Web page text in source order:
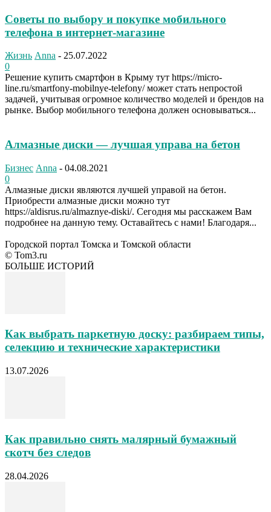
Советы по выбору и покупке мобильного
телефона в интернет-магазине
Жизнь Anna - 25.07.2022
0
Решение купить смартфон в Крыму тут https://micro-
line.ru/smartfony-mobilnye-telefony/ может стать непростой
задачей, учитывая огромное количество моделей и брендов на
рынке. Выбор мобильного телефона должен основываться...
Алмазные диски — лучшая управа на бетон
Бизнес Anna - 04.08.2021
0
Алмазные диски являются лучшей управой на бетон.
Приобрести алмазные диски можно тут
https://aldisrus.ru/almaznye-diski/. Сегодня мы расскажем Вам
подробнее на данную тему. Оставайтесь с нами! Благодаря...
Городской портал Томска и Томской области
© Tom3.ru
БОЛЬШЕ ИСТОРИЙ
Как выбрать паркетную доску: разбираем типы,
селекцию и технические характеристики
13.07.2026
Как правильно снять малярный бумажный
скотч без следов
28.04.2026